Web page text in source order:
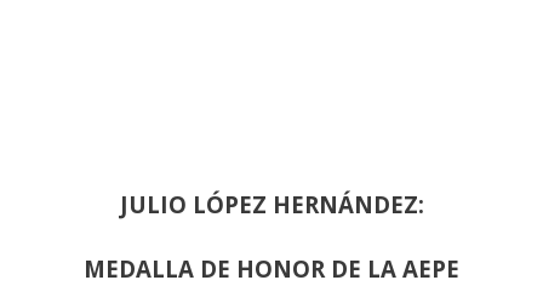
JULIO LÓPEZ HERNÁNDEZ:
MEDALLA DE HONOR DE LA AEPE